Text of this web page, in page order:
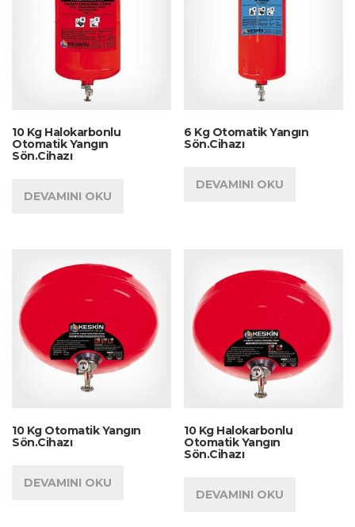
10 Kg Halokarbonlu
Otomatik Yangın
Sön.Cihazı
DEVAMINI OKU
6 Kg Otomatik Yangın
Sön.Cihazı
DEVAMINI OKU
10 Kg Otomatik Yangın
Sön.Cihazı
DEVAMINI OKU
10 Kg Halokarbonlu
Otomatik Yangın
Sön.Cihazı
DEVAMINI OKU